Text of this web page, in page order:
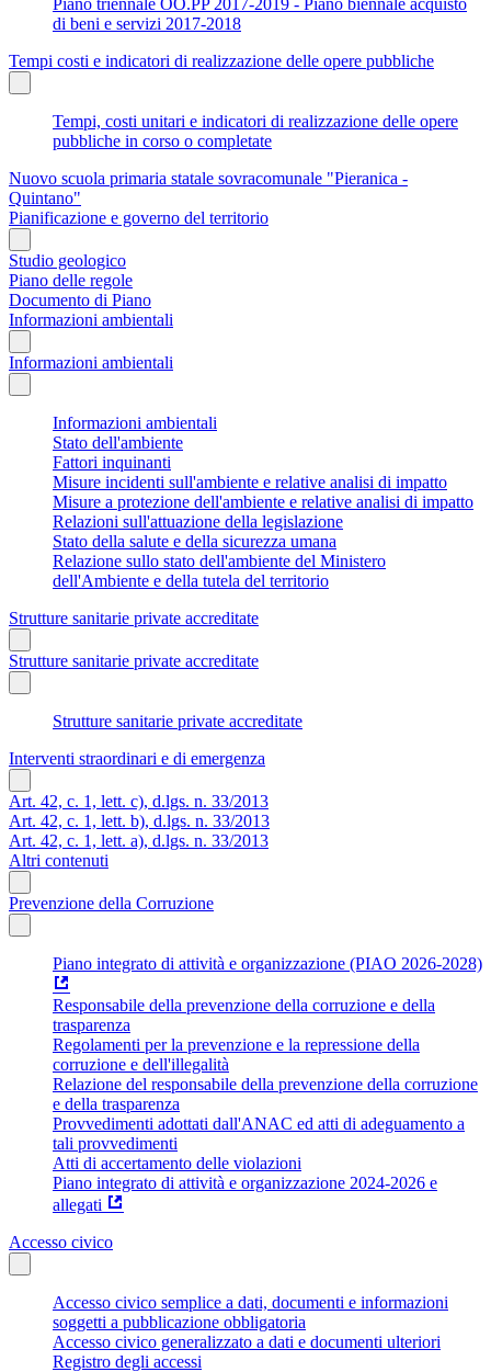
di beni e servizi 2017-2018
Tempi costi e indicatori di realizzazione delle opere pubbliche
Tempi, costi unitari e indicatori di realizzazione delle opere
pubbliche in corso o completate
Nuovo scuola primaria statale sovracomunale "Pieranica -
Quintano"
Pianificazione e governo del territorio
Studio geologico
Piano delle regole
Documento di Piano
Informazioni ambientali
Informazioni ambientali
Informazioni ambientali
Stato dell'ambiente
Fattori inquinanti
Misure incidenti sull'ambiente e relative analisi di impatto
Misure a protezione dell'ambiente e relative analisi di impatto
Relazioni sull'attuazione della legislazione
Stato della salute e della sicurezza umana
Relazione sullo stato dell'ambiente del Ministero
dell'Ambiente e della tutela del territorio
Strutture sanitarie private accreditate
Strutture sanitarie private accreditate
Strutture sanitarie private accreditate
Interventi straordinari e di emergenza
Art. 42, c. 1, lett. c), d.lgs. n. 33/2013
Art. 42, c. 1, lett. b), d.lgs. n. 33/2013
Art. 42, c. 1, lett. a), d.lgs. n. 33/2013
Altri contenuti
Prevenzione della Corruzione
Piano integrato di attività e organizzazione (PIAO 2026-2028)
Responsabile della prevenzione della corruzione e della
trasparenza
Regolamenti per la prevenzione e la repressione della
corruzione e dell'illegalità
Relazione del responsabile della prevenzione della corruzione
e della trasparenza
Provvedimenti adottati dall'ANAC ed atti di adeguamento a
tali provvedimenti
Atti di accertamento delle violazioni
Piano integrato di attività e organizzazione 2024-2026 e
allegati
Accesso civico
Accesso civico semplice a dati, documenti e informazioni
soggetti a pubblicazione obbligatoria
Accesso civico generalizzato a dati e documenti ulteriori
Registro degli accessi